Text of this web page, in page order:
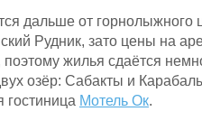
дальше от
Рудник, зато цены на
жилья сдаётся
озёр: Сабакты и
гостиница Мотель Ок.